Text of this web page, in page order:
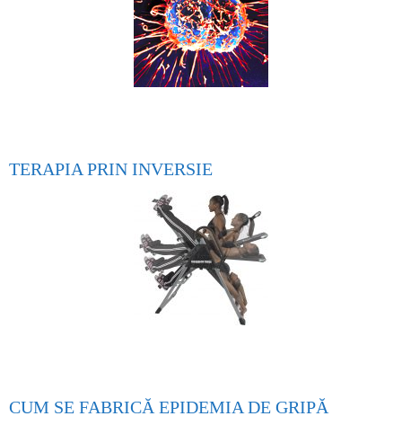
TERAPIA PRIN INVERSIE
CUM SE FABRICĂ EPIDEMIA DE GRIPĂ